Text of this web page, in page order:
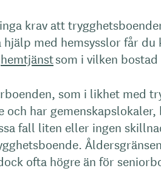
krav att
med hemsysslor får du
hemtjänstsom i vilken
som i likhet med
har gemenskapslokaler,
fall liten eller ingen
ofta högre än för